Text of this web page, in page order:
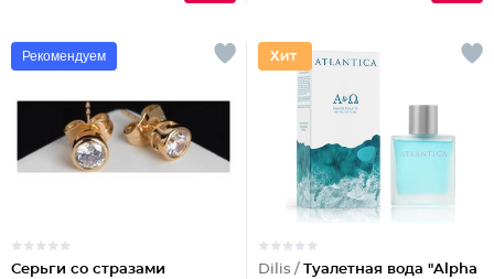
Рекомендуем
Серьги со стразами
Dilis / Туалетная вода "Alpha